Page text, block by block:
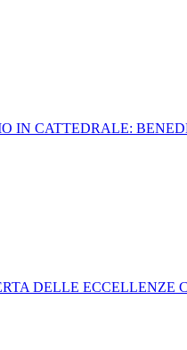
IN CATTEDRALE:
DELLE ECCELLENZE